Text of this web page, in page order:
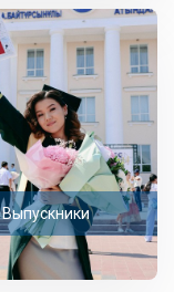
Выпускники